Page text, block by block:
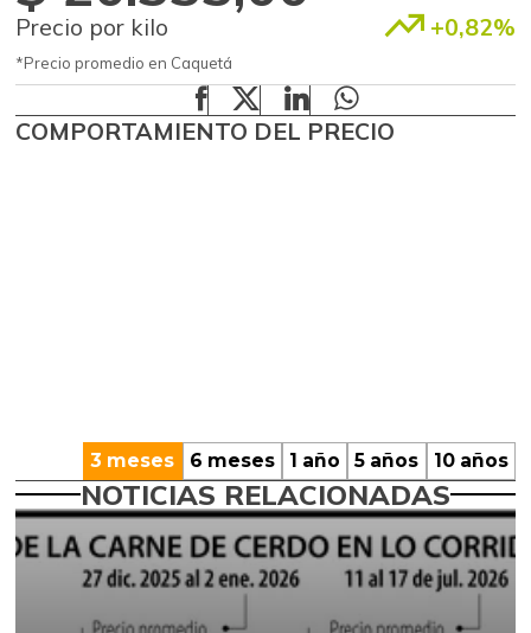
Precio por kilo +0,82%
*Precio promedio en Caquetá
COMPORTAMIENTO DEL PRECIO
3 meses 6 meses 1 año 5 años 10 años
NOTICIAS RELACIONADAS